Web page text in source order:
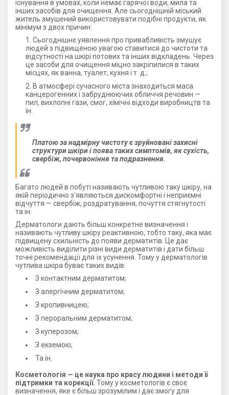
існування в умовах, коли немає гарячої води, мила та
інших засобів для очищення. Але сьогоднішній міський
житель змушений використовувати подібні продукти, як
мінімум з двох причин:
Сьогоднішнє уявлення про привабливість змушує
людей з підвищеною увагою ставитися до чистоти та
відсутності на шкірі потових та інших відкладень. Через
це засоби для очищення міцно закріпилися в таких
місцях, як ванна, туалет, кухня і т. д.;
В атмосфері сучасного міста знаходиться маса
канцерогенних і забруднюючих обличчя речовин —
пил, вихлопні гази, смог, хімічні відходи виробництв та
ін.
Платою за надмірну чистоту є зруйновані захисні
структури шкіри і поява таких симптомів, як сухість,
свербіж, почервоніння та подразнення.
Багато людей в побуті називають чутливою таку шкіру, на
якій періодично з'являються дискомфортні і неприємні
відчуття — свербіж, роздратування, почуття стягнутості
та ін.
Дерматологи дають більш конкретне визначення і
називають чутливу шкіру реактивною, тобто таку, яка має
підвищену схильність до появи дерматитів. Це дає
можливість виділити різні види дерматитів і дати більш
точні рекомендації для їх усунення. Тому у дерматологів
чутлива шкіра буває таких видів:
З контактним дерматитом;
З алергічним дерматитом;
З кропивницею;
З пероральним дерматитом;
З куперозом;
З екземою;
Та ін.
Косметологія — це наука про красу людини і методи її
підтримки та корекції. Тому у косметологів є своє
визначення, яке є більш зрозумілим і дає змогу для